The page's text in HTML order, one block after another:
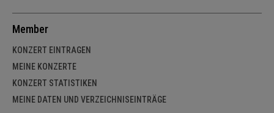
Member
KONZERT EINTRAGEN
MEINE KONZERTE
KONZERT STATISTIKEN
MEINE DATEN UND VERZEICHNISEINTRÄGE